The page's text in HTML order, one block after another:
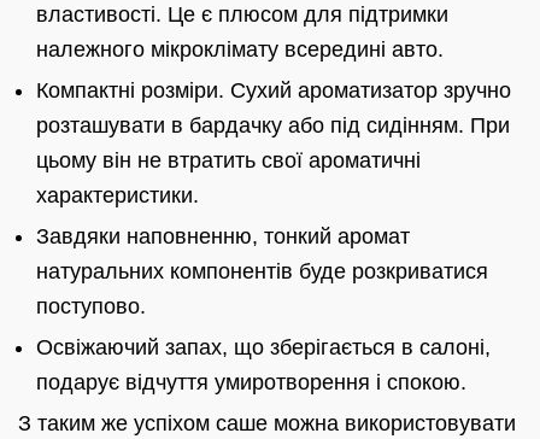
властивості. Це є плюсом для підтримки
належного мікроклімату всередині авто.
Компактні розміри. Сухий ароматизатор зручно
розташувати в бардачку або під сидінням. При
цьому він не втратить свої ароматичні
характеристики.
Завдяки наповненню, тонкий аромат
натуральних компонентів буде розкриватися
поступово.
Освіжаючий запах, що зберігається в салоні,
подарує відчуття умиротворення і спокою.
З таким же успіхом саше можна використовувати